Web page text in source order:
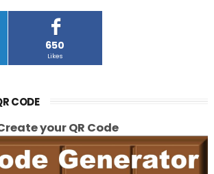
650
Likes
CODE
your QR Code